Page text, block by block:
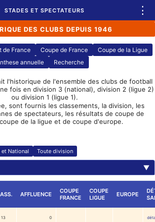
STADES ET SPECTATEURS ⋮
DES CLUBS DEPUIS 1946
de France Coupe de France
Coupe de la Ligue
annuelle Recherche
l'historique de l'ensemble des clubs de football
fois en division 3 (national), division 2 (ligue 2)
ou division 1 (ligue 1).
sont fournis les classements, la division, les
de spectateurs, les résultats de coupe de
de la ligue et de coupe d'europe.
et National Toute division
▼
AFFLUENCE
COUPE
FRANCE
COUPE
LIGUE
EUROPE
13 0